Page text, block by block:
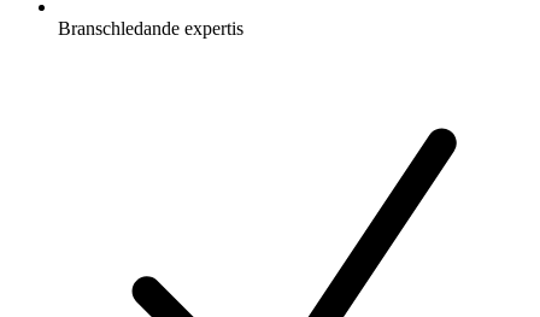
Branschledande expertis